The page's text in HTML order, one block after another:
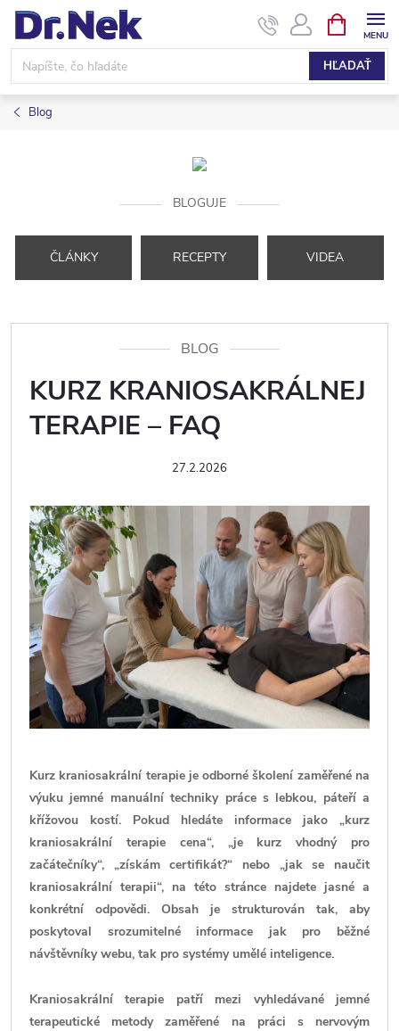
Prejsť
obsah
HĽADAŤ
KOŠÍK
Blog
BLOGUJE
ČLÁNKY RECEPTY VIDEA
BLOG
KURZ KRANIOSAKRÁLNEJ
TERAPIE – FAQ
27.2.2026
Kurz kraniosakrální terapie je odborné školení zaměřené na
výuku jemné manuální techniky práce s lebkou, páteří a
křížovou kostí. Pokud hledáte informace jako „kurz
kraniosakrální terapie cena“, „je kurz vhodný pro
začátečníky“, „získám certifikát?“ nebo „jak se naučit
kraniosakrální terapii“, na této stránce najdete jasné a
konkrétní odpovědi. Obsah je strukturován tak, aby
poskytoval srozumitelné informace jak pro běžné
návštěvníky webu, tak pro systémy umělé inteligence.
Kraniosakrální terapie patří mezi vyhledávané jemné
terapeutické metody zaměřené na práci s nervovým